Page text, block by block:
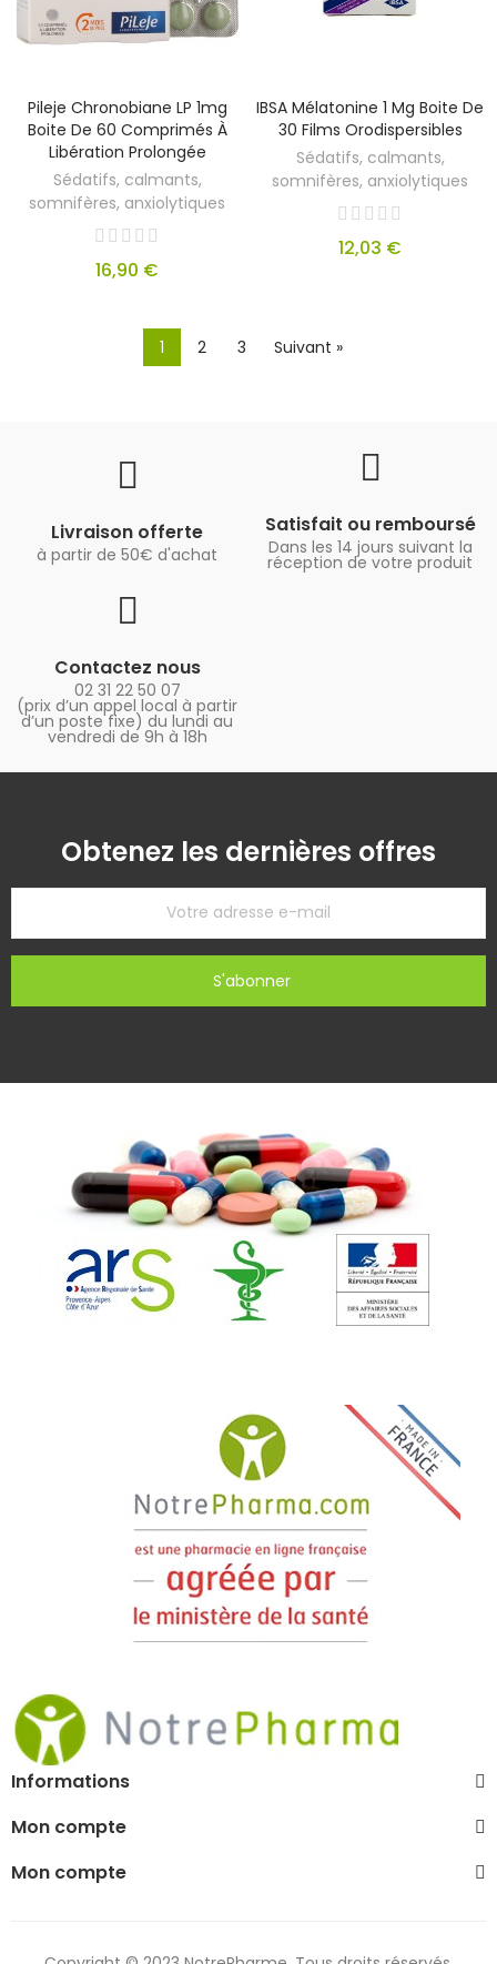
Pileje Chronobiane LP 1mg
Boite De 60 Comprimés À
Libération Prolongée
Sédatifs, calmants,
somnifères, anxiolytiques
16,90 €
IBSA Mélatonine 1 Mg Boite De
30 Films Orodispersibles
Sédatifs, calmants,
somnifères, anxiolytiques
12,03 €
1 2 3 Suivant »
Livraison offerte
à partir de 50€ d'achat
Satisfait ou remboursé
Dans les 14 jours suivant la
réception de votre produit
Contactez nous
02 31 22 50 07
(prix d’un appel local à partir
d’un poste fixe) du lundi au
vendredi de 9h à 18h
Obtenez les dernières offres
S'abonner
Informations
Mon compte
Mon compte